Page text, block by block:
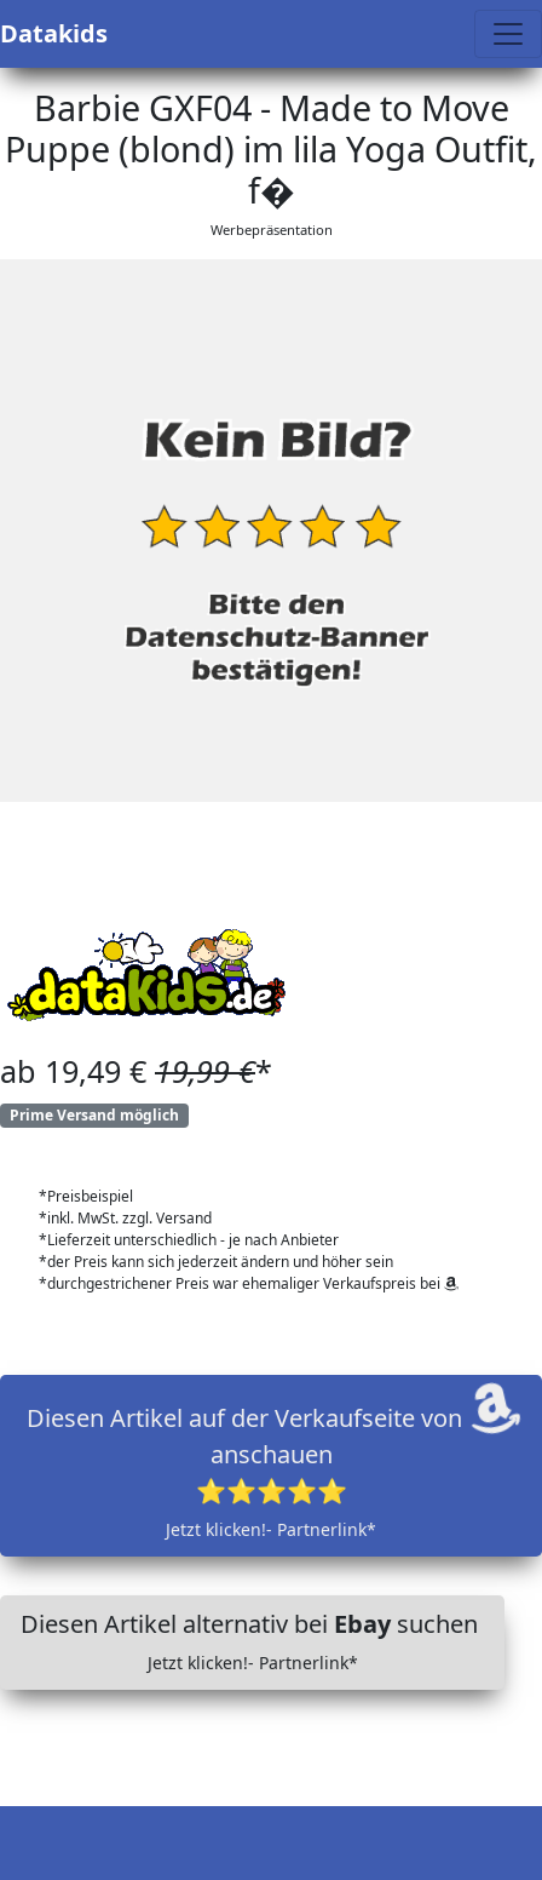
Datakids
Barbie GXF04 - Made to Move
Puppe (blond) im lila Yoga Outfit,
f�
Werbepräsentation
ab 19,49 € 19,99 €*
Prime Versand möglich
*Preisbeispiel
*inkl. MwSt. zzgl. Versand
*Lieferzeit unterschiedlich - je nach Anbieter
*der Preis kann sich jederzeit ändern und höher sein
*durchgestrichener Preis war ehemaliger Verkaufspreis bei
Diesen Artikel auf der Verkaufseite von
anschauen
⭐⭐⭐⭐⭐
Jetzt klicken!- Partnerlink*
Diesen Artikel alternativ bei Ebaysuchen
Jetzt klicken!- Partnerlink*